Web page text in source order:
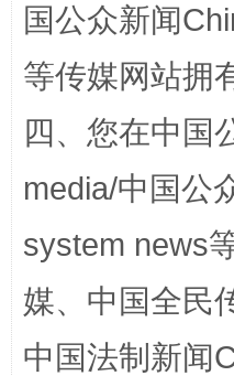
揭批美国五大"原
国公众新闻
等传媒网站拥
四、您在中国
media/中国公
system news
媒、中国全民
中国法制新闻